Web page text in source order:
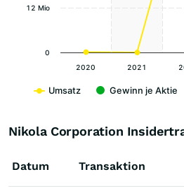
Umsatz Gewinn je Aktie
2020 2021
0
12 Mio
Nikola Corporation
Datum Transaktion